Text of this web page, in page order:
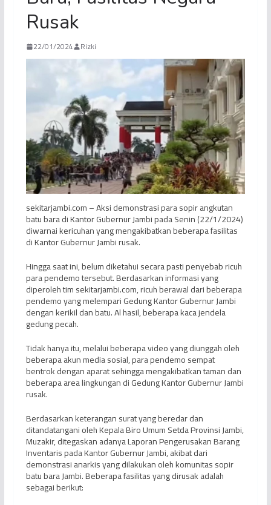
Rusak
22/01/2024 Rizki
sekitarjambi.com – Aksi demonstrasi para sopir angkutan
batu bara di Kantor Gubernur Jambi pada Senin (22/1/2024)
diwarnai kericuhan yang mengakibatkan beberapa fasilitas
di Kantor Gubernur Jambi rusak.
Hingga saat ini, belum diketahui secara pasti penyebab ricuh
para pendemo tersebut. Berdasarkan informasi yang
diperoleh tim sekitarjambi.com, ricuh berawal dari beberapa
pendemo yang melempari Gedung Kantor Gubernur Jambi
dengan kerikil dan batu. Al hasil, beberapa kaca jendela
gedung pecah.
Tidak hanya itu, melalui beberapa video yang diunggah oleh
beberapa akun media sosial, para pendemo sempat
bentrok dengan aparat sehingga mengakibatkan taman dan
beberapa area lingkungan di Gedung Kantor Gubernur Jambi
rusak.
Berdasarkan keterangan surat yang beredar dan
ditandatangani oleh Kepala Biro Umum Setda Provinsi Jambi,
Muzakir, ditegaskan adanya Laporan Pengerusakan Barang
Inventaris pada Kantor Gubernur Jambi, akibat dari
demonstrasi anarkis yang dilakukan oleh komunitas sopir
batu bara Jambi. Beberapa fasilitas yang dirusak adalah
sebagai berikut: